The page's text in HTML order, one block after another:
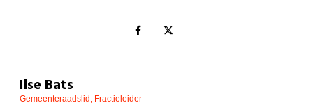
Pensioenen
Doe mee
Ilse Bats
Gemeenteraadslid, Fractieleider